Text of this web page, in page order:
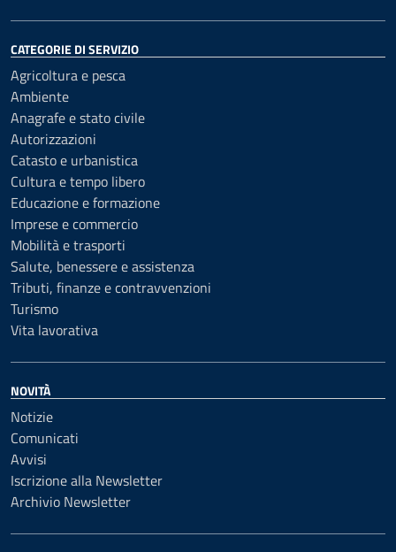
CATEGORIE DI SERVIZIO
Agricoltura e pesca
Ambiente
Anagrafe e stato civile
Autorizzazioni
Catasto e urbanistica
Cultura e tempo libero
Educazione e formazione
Imprese e commercio
Mobilità e trasporti
Salute, benessere e assistenza
Tributi, finanze e contravvenzioni
Turismo
Vita lavorativa
NOVITÀ
Notizie
Comunicati
Avvisi
Iscrizione alla Newsletter
Archivio Newsletter